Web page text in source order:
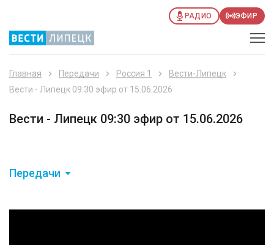
РАДИО ЭФИР
Главная Передачи Россия 1
Вести-Липецк
Вести - Липецк 09:30 эфир от 15.06.2026
Вести - Липецк 09:30 эфир от 15.06.2026
Передачи